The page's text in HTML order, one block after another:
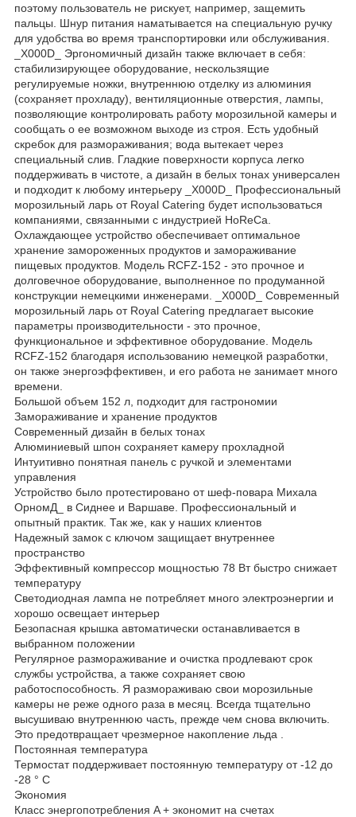
поэтому пользователь не рискует, например, защемить
пальцы. Шнур питания наматывается на специальную ручку
для удобства во время транспортировки или обслуживания.
_X000D_ Эргономичный дизайн также включает в себя:
стабилизирующее оборудование, нескользящие
регулируемые ножки, внутреннюю отделку из алюминия
(сохраняет прохладу), вентиляционные отверстия, лампы,
позволяющие контролировать работу морозильной камеры и
сообщать о ее возможном выходе из строя. Есть удобный
скребок для размораживания; вода вытекает через
специальный слив. Гладкие поверхности корпуса легко
поддерживать в чистоте, а дизайн в белых тонах универсален
и подходит к любому интерьеру _X000D_ Профессиональный
морозильный ларь от Royal Catering будет использоваться
компаниями, связанными с индустрией HoReCa.
Охлаждающее устройство обеспечивает оптимальное
хранение замороженных продуктов и замораживание
пищевых продуктов. Модель RCFZ-152 - это прочное и
долговечное оборудование, выполненное по продуманной
конструкции немецкими инженерами. _X000D_ Современный
морозильный ларь от Royal Catering предлагает высокие
параметры производительности - это прочное,
функциональное и эффективное оборудование. Модель
RCFZ-152 благодаря использованию немецкой разработки,
он также энергоэффективен, и его работа не занимает много
времени.
Большой объем 152 л, подходит для гастрономии
Замораживание и хранение продуктов
Современный дизайн в белых тонах
Алюминиевый шпон сохраняет камеру прохладной
Интуитивно понятная панель с ручкой и элементами
управления
Устройство было протестировано от шеф-повара Михала
ОрномД_ в Сиднее и Варшаве. Профессиональный и
опытный практик. Так же, как у наших клиентов
Надежный замок с ключом защищает внутреннее
пространство
Эффективный компрессор мощностью 78 Вт быстро снижает
температуру
Светодиодная лампа не потребляет много электроэнергии и
хорошо освещает интерьер
Безопасная крышка автоматически останавливается в
выбранном положении
Регулярное размораживание и очистка продлевают срок
службы устройства, а также сохраняет свою
работоспособность. Я размораживаю свои морозильные
камеры не реже одного раза в месяц. Всегда тщательно
высушиваю внутреннюю часть, прежде чем снова включить.
Это предотвращает чрезмерное накопление льда .
Постоянная температура
Термостат поддерживает постоянную температуру от -12 до
-28 ° C
Экономия
Класс энергопотребления A + экономит на счетах